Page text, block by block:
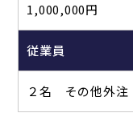
1,000,000円
従業員
２名 その他外注